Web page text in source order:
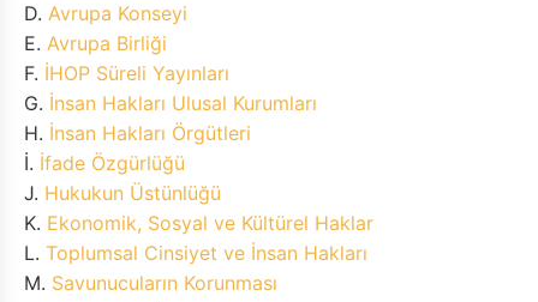
D. Avrupa Konseyi
E. Avrupa Birliği
F. İHOP Süreli Yayınları
G. İnsan Hakları Ulusal Kurumları
H. İnsan Hakları Örgütleri
İ. İfade Özgürlüğü
J. Hukukun Üstünlüğü
K. Ekonomik, Sosyal ve Kültürel Haklar
L. Toplumsal Cinsiyet ve İnsan Hakları
M. Savunucuların Korunması